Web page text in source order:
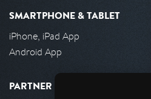
SMARTPHONE & TABLET
iPhone, iPad App
Android App
PARTNER